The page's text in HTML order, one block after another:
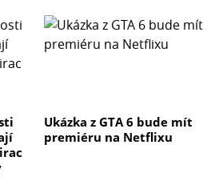
Ukázka z GTA 6 bude mít
premiéru na Netflixu